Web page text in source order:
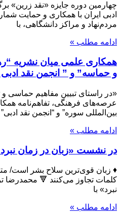
چهارمین دوره جایزه «نقد زرین»
ادبی ایران با همکاری و حمایت
مردم‌‏نهاد و مراکز دانشگاهی، با
ادامه مطلب »
همکاری علمی میان نشریه
و حماسه” و ” انجمن نقد
«در راستای تبیین مفاهیم حماسی
عرصه‌های فرهنگی، تفاهم‌نامه
بین‌المللی سوره” و “انجمن نقد
ادامه مطلب »
در نشست «زبان در زمان
♦️ زبان قوی‌ترین سلاح بشر است/
کلمات تجاوز می‌کنند 🔻
نبرد» با
ادامه مطلب »